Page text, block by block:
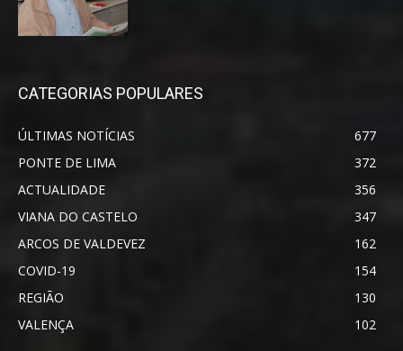
CATEGORIAS POPULARES
ÚLTIMAS NOTÍCIAS
677
PONTE DE LIMA
372
ACTUALIDADE
356
VIANA DO CASTELO
347
ARCOS DE VALDEVEZ
162
COVID-19
154
REGIÃO
130
VALENÇA
102